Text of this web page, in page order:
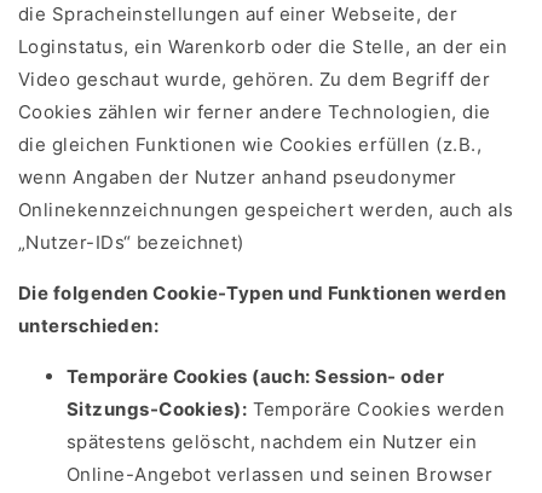
die Spracheinstellungen auf einer Webseite, der
Loginstatus, ein Warenkorb oder die Stelle, an der ein
Video geschaut wurde, gehören. Zu dem Begriff der
Cookies zählen wir ferner andere Technologien, die
die gleichen Funktionen wie Cookies erfüllen (z.B.,
wenn Angaben der Nutzer anhand pseudonymer
Onlinekennzeichnungen gespeichert werden, auch als
„Nutzer-IDs“ bezeichnet)
Die folgenden Cookie-Typen und Funktionen werden
unterschieden:
Temporäre Cookies (auch: Session- oder
Sitzungs-Cookies): Temporäre Cookies werden
spätestens gelöscht, nachdem ein Nutzer ein
Online-Angebot verlassen und seinen Browser